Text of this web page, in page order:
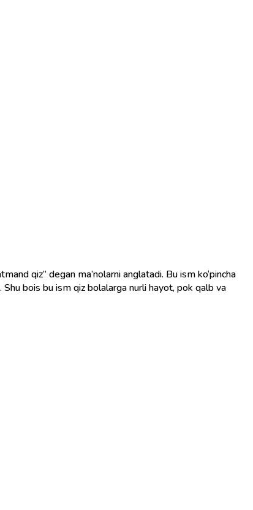
bois bu ism qiz bolalarga nurli hayot, pok qalb va